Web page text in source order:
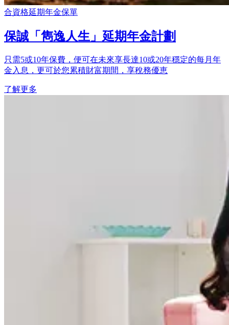
合資格延期年金保單
保誠「雋逸人生」延期年金計劃
只需5或10年保費，便可在未來享長達10或20年穩定的每月年
金入息，更可於您累積財富期間，享稅務優恵
了解更多